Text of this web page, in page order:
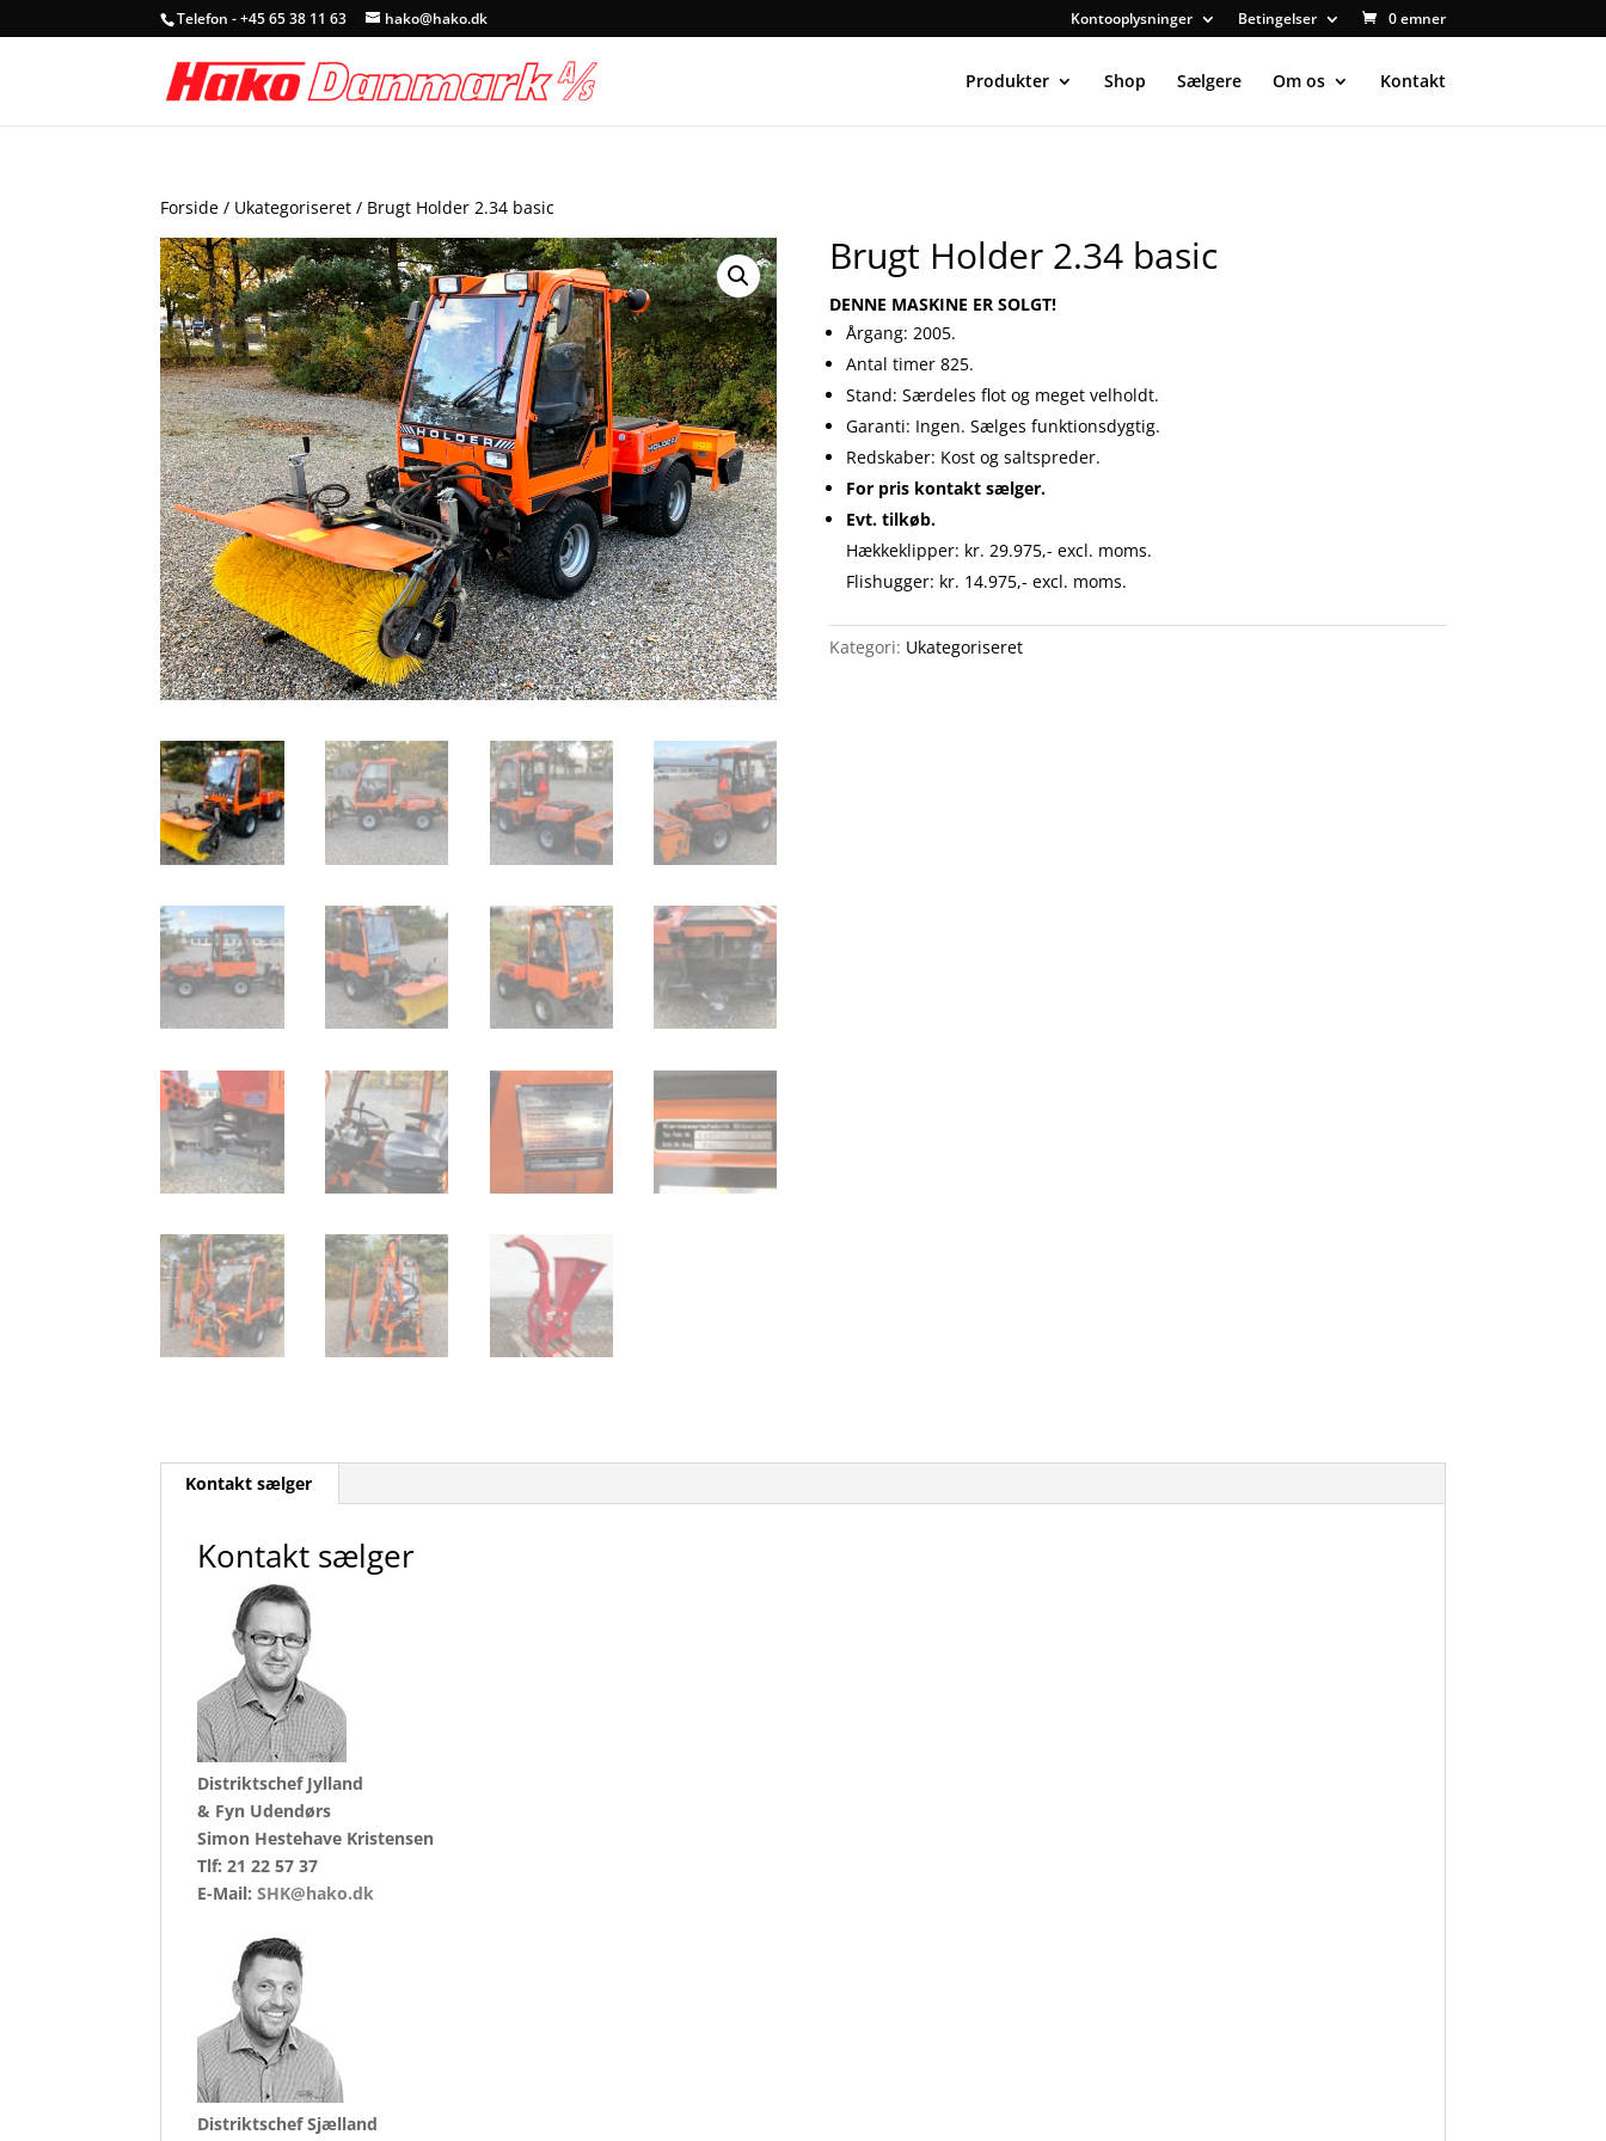
Telefon - +45 65 38 11 63 hako@hako.dk Kontooplysninger Betingelser 0 emner
Produkter Shop Sælgere Om os Kontakt
Forside / Ukategoriseret / Brugt Holder 2.34 basic
Brugt Holder 2.34 basic
DENNE MASKINE ER SOLGT!
Årgang: 2005.
Antal timer 825.
Stand: Særdeles flot og meget velholdt.
Garanti: Ingen. Sælges funktionsdygtig.
Redskaber: Kost og saltspreder.
For pris kontakt sælger.
Evt. tilkøb.
Hækkeklipper: kr. 29.975,- excl. moms.
Flishugger: kr. 14.975,- excl. moms.
Kategori: Ukategoriseret
Kontakt sælger
Kontakt sælger
Distriktschef Jylland
& Fyn Udendørs
Simon Hestehave Kristensen
Tlf: 21 22 57 37
E-Mail:SHK@hako.dk
Distriktschef Sjælland